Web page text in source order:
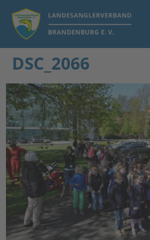
DSC_2066